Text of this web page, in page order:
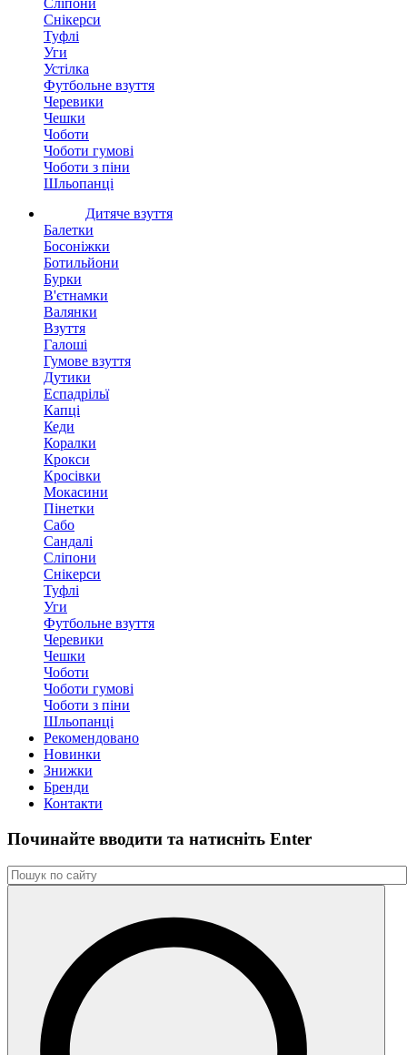
Сліпони
Снікерси
Туфлі
Уги
Устілка
Футбольне взуття
Черевики
Чешки
Чоботи
Чоботи гумові
Чоботи з піни
Шльопанці
Дитяче взуття
Балетки
Босоніжки
Ботильйони
Бурки
В'єтнамки
Валянки
Взуття
Галоші
Гумове взуття
Дутики
Еспадрільї
Капці
Кеди
Коралки
Крокси
Кросівки
Мокасини
Пінетки
Сабо
Сандалі
Сліпони
Снікерси
Туфлі
Уги
Футбольне взуття
Черевики
Чешки
Чоботи
Чоботи гумові
Чоботи з піни
Шльопанці
Рекомендовано
Новинки
Знижки
Бренди
Контакти
Починайте вводити та натиснiть Enter